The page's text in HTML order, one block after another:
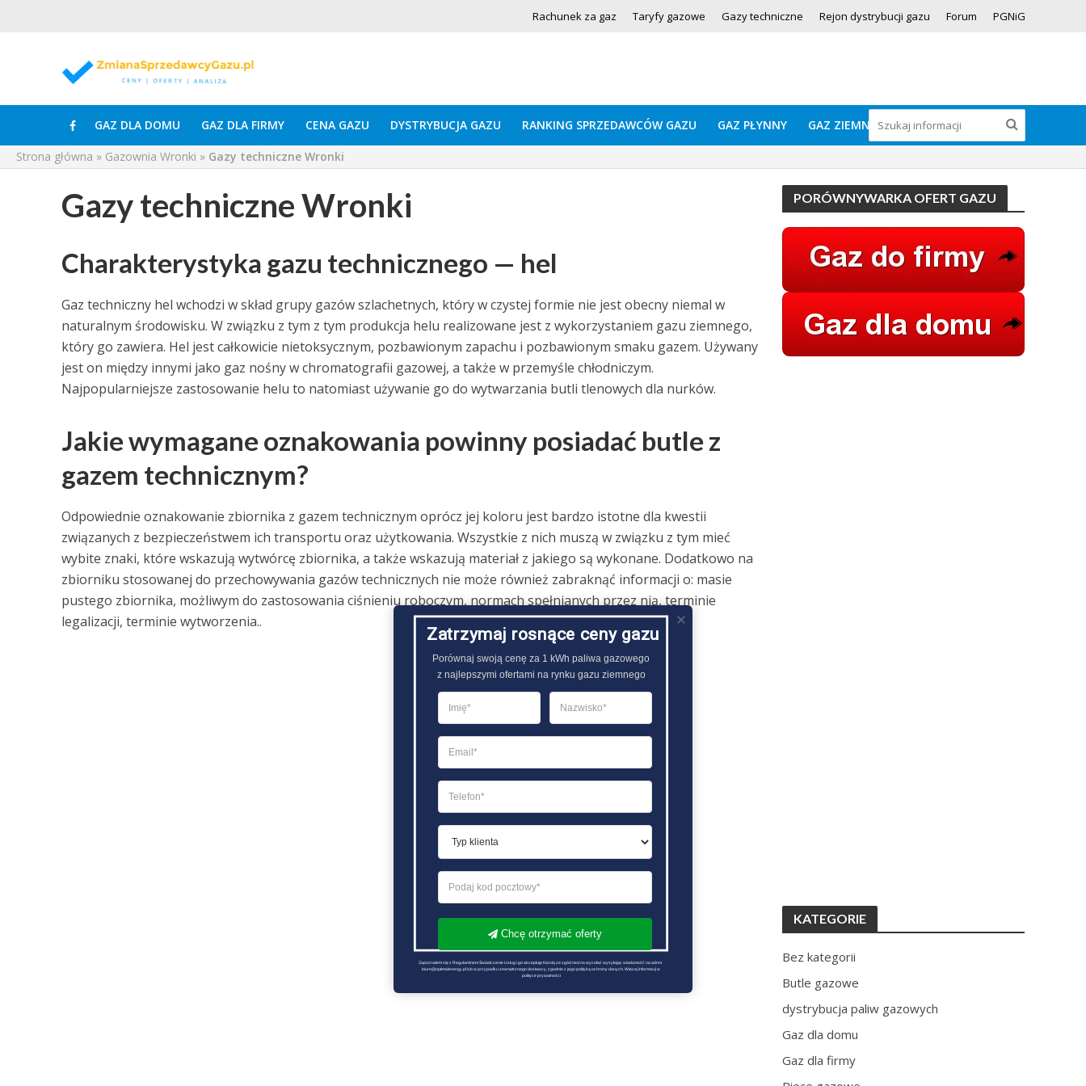
Rachunek za gaz Taryfy gazowe Gazy techniczne Rejon dystrybucji gazu Forum PGNiG
GAZ DLA DOMU GAZ DLA FIRMY CENA GAZU DYSTRYBUCJA GAZU RANKING SPRZEDAWCÓW GAZU GAZ PŁYNNY GAZ ZIEMNY
Strona główna » Gazownia Wronki » Gazy techniczne Wronki
Gazy techniczne Wronki
Charakterystyka gazu technicznego — hel
Gaz techniczny hel wchodzi w skład grupy gazów szlachetnych, który w czystej formie nie jest obecny niemal w
naturalnym środowisku. W związku z tym z tym produkcja helu realizowane jest z wykorzystaniem gazu ziemnego,
który go zawiera. Hel jest całkowicie nietoksycznym, pozbawionym zapachu i pozbawionym smaku gazem. Używany
jest on między innymi jako gaz nośny w chromatografii gazowej, a także w przemyśle chłodniczym.
Najpopularniejsze zastosowanie helu to natomiast używanie go do wytwarzania butli tlenowych dla nurków.
Jakie wymagane oznakowania powinny posiadać butle z
gazem technicznym?
Odpowiednie oznakowanie zbiornika z gazem technicznym oprócz jej koloru jest bardzo istotne dla kwestii
związanych z bezpieczeństwem ich transportu oraz użytkowania. Wszystkie z nich muszą w związku z tym mieć
wybite znaki, które wskazują wytwórcę zbiornika, a także wskazują materiał z jakiego są wykonane. Dodatkowo na
zbiorniku stosowanej do przechowywania gazów technicznych nie może również zabraknąć informacji o: masie
pustego zbiornika, możliwym do zastosowania ciśnieniu roboczym, normach spełnianych przez nią, terminie
legalizacji, terminie wytworzenia..
PORÓWNYWARKA OFERT GAZU
KATEGORIE
Bez kategorii
Butle gazowe
dystrybucja paliw gazowych
Gaz dla domu
Gaz dla firmy
Zatrzymaj rosnące ceny gazu
Porównaj swoją cenę za 1 kWh paliwa gazowego
z najlepszymi ofertami na rynku gazu ziemnego
Chcę otrzymać oferty
Zapoznałem się z Regulaminem Świadczenie Usług i go akceptuję Każdą ze zgód można wycofać wysyłając wiadomość na adres
biuro@optimalenergy.pl lub w przypadku zewnętrznego dostawcy, zgodnie z jego polityką ochrony danych. Więcej informacji w
polityce prywatności